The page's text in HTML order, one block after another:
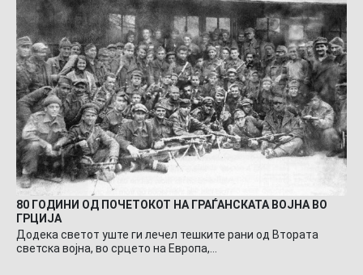
80 ГОДИНИ ОД ПОЧЕТОКОТ НА ГРАЃАНСКАТА ВОЈНА ВО
ГРЦИЈА
Додека светот уште ги лечел тешките рани од Втората
светска војна, во срцето на Европа,…